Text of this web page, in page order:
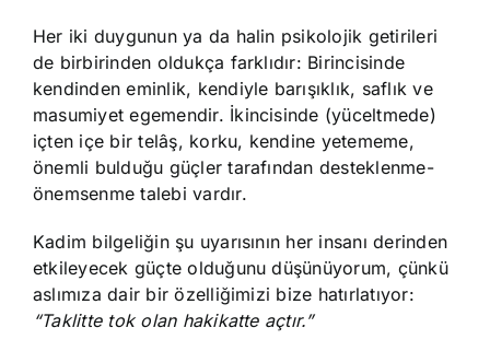
Her iki duygunun ya da halin psikolojik getirileri
de birbirinden oldukça farklıdır: Birincisinde
kendinden eminlik, kendiyle barışıklık, saflık ve
masumiyet egemendir. İkincisinde (yüceltmede)
içten içe bir telâş, korku, kendine yetememe,
önemli bulduğu güçler tarafından desteklenme-
önemsenme talebi vardır.
Kadim bilgeliğin şu uyarısının her insanı derinden
etkileyecek güçte olduğunu düşünüyorum, çünkü
aslımıza dair bir özelliğimizi bize hatırlatıyor:
“Taklitte tok olan hakikatte açtır.”